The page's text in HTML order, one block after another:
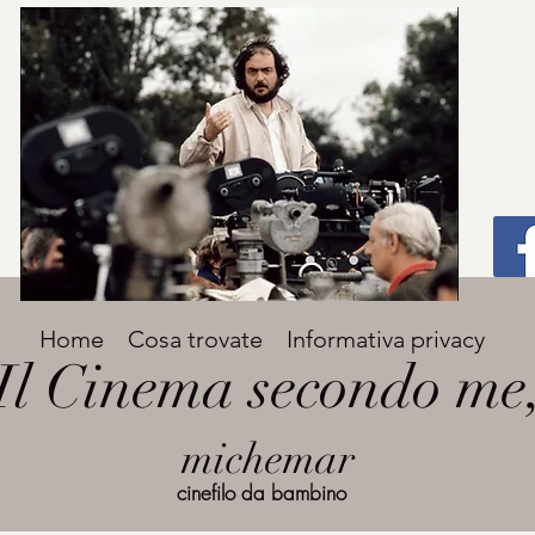
Titolo
grande
Avenir Light una delle font preferite dai
designer. Facile da leggere, viene
utilizzata per titoli e paragrafi.
Cinema secondo
michemar
Home Cosa trovate Informativa privacy
cinefilo da bambino